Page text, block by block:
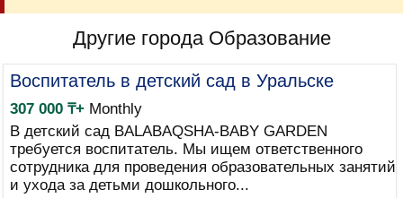
Другие города Образование
Воспитатель в детский сад в Уральске
307 000 ₸+Monthly
В детский сад BALABAQSHA-BABY GARDEN
требуется воспитатель. Мы ищем ответственного
сотрудника для проведения образовательных занятий
и ухода за детьми дошкольного...